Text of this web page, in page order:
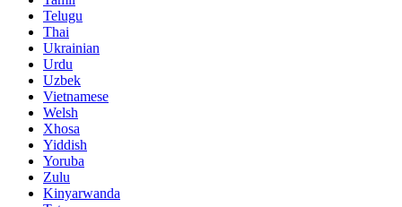
Telugu
Thai
Ukrainian
Urdu
Uzbek
Vietnamese
Welsh
Xhosa
Yiddish
Yoruba
Zulu
Kinyarwanda